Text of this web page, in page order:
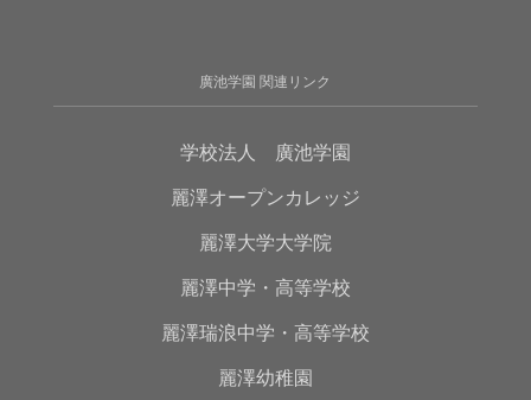
廣池学園 関連リンク
学校法人 廣池学園
麗澤オープンカレッジ
麗澤大学大学院
麗澤中学・高等学校
麗澤瑞浪中学・高等学校
麗澤幼稚園